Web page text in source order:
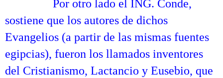
Por otro lado el ING. Conde,
sostiene que los autores de dichos
Evangelios (a partir de las mismas fuentes
egipcias), fueron los llamados inventores
del Cristianismo, Lactancio y Eusebio, que